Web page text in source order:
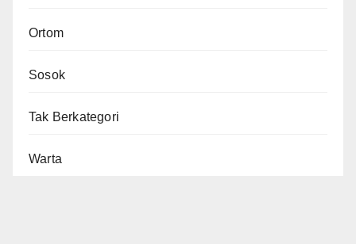
Ortom
Sosok
Tak Berkategori
Warta